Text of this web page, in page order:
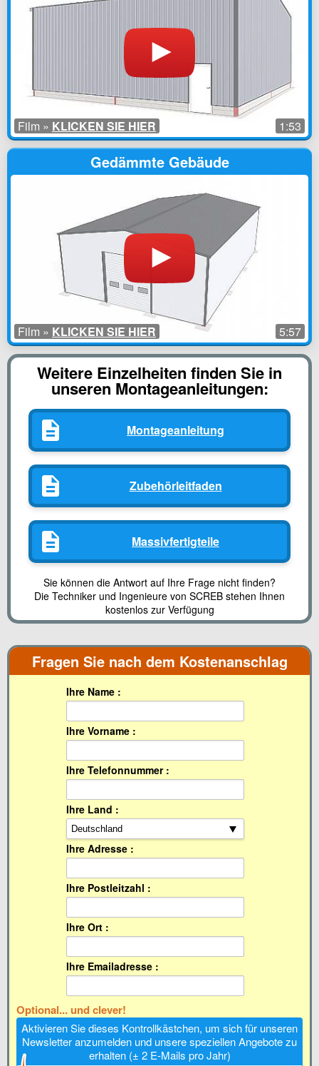
1:53
Film » KLICKEN SIE HIER
Gedämmte Gebäude
5:57
Film » KLICKEN SIE HIER
Weitere Einzelheiten finden Sie in
unseren Montageanleitungen:
Montageanleitung
Zubehörleitfaden
Massivfertigteile
Sie können die Antwort auf Ihre Frage nicht finden?
Die Techniker und Ingenieure von SCREB stehen Ihnen
kostenlos zur Verfügung
Fragen Sie nach dem Kostenanschlag
Ihre Name :
Ihre Vorname :
Ihre Telefonnummer :
Ihre Land :
Ihre Adresse :
Ihre Postleitzahl :
Ihre Ort :
Ihre Emailadresse :
Optional... und clever!
Aktivieren Sie dieses Kontrollkästchen, um sich für unseren
Newsletter anzumelden und unsere speziellen Angebote zu
erhalten (± 2 E-Mails pro Jahr)